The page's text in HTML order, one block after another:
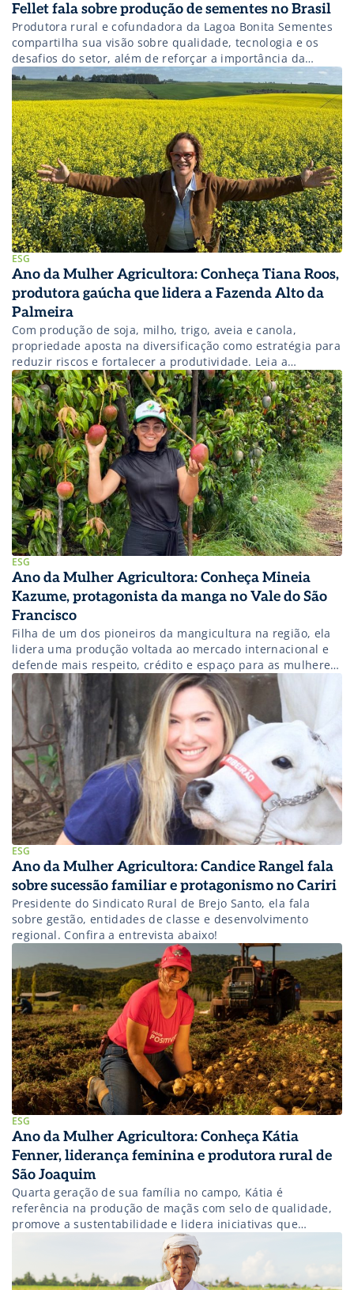
Fellet fala sobre produção de sementes no Brasil
Produtora rural e cofundadora da Lagoa Bonita Sementes
compartilha sua visão sobre qualidade, tecnologia e os
desafios do setor, além de reforçar a importância da
liderança feminina no campo.
ESG
Ano da Mulher Agricultora: Conheça Tiana Roos,
produtora gaúcha que lidera a Fazenda Alto da
Palmeira
Com produção de soja, milho, trigo, aveia e canola,
propriedade aposta na diversificação como estratégia para
reduzir riscos e fortalecer a produtividade. Leia a
entrevista completa abaixo!
ESG
Ano da Mulher Agricultora: Conheça Mineia
Kazume, protagonista da manga no Vale do São
Francisco
Filha de um dos pioneiros da mangicultura na região, ela
lidera uma produção voltada ao mercado internacional e
defende mais respeito, crédito e espaço para as mulheres
no campo.
ESG
Ano da Mulher Agricultora: Candice Rangel fala
sobre sucessão familiar e protagonismo no Cariri
Presidente do Sindicato Rural de Brejo Santo, ela fala
sobre gestão, entidades de classe e desenvolvimento
regional. Confira a entrevista abaixo!
ESG
Ano da Mulher Agricultora: Conheça Kátia
Fenner, liderança feminina e produtora rural de
São Joaquim
Quarta geração de sua família no campo, Kátia é
referência na produção de maçãs com selo de qualidade,
promove a sustentabilidade e lidera iniciativas que
fortalecem a representatividade feminina no agro.